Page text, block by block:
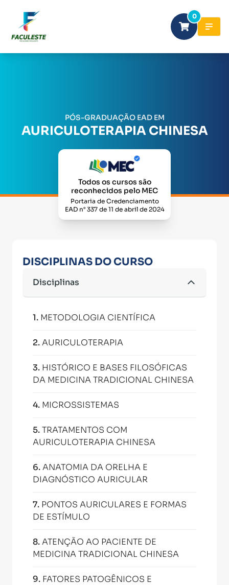
0
PÓS-GRADUAÇÃO EAD EM
AURICULOTERAPIA CHINESA
Todos os cursos são
reconhecidos pelo MEC
Portaria de Credenciamento
EAD n° 337 de 11 de abril de 2024
DISCIPLINAS DO CURSO
Disciplinas
1. METODOLOGIA CIENTÍFICA
2.AURICULOTERAPIA
3. HISTÓRICO E BASES FILOSÓFICAS
DA MEDICINA TRADICIONAL CHINESA
4. MICROSSISTEMAS
5.TRATAMENTOS COM
AURICULOTERAPIA CHINESA
6.ANATOMIA DA ORELHA E
DIAGNÓSTICO AURICULAR
7. PONTOS AURICULARES E FORMAS
DE ESTÍMULO
8.ATENÇÃO AO PACIENTE DE
MEDICINA TRADICIONAL CHINESA
9. FATORES PATOGÊNICOS E